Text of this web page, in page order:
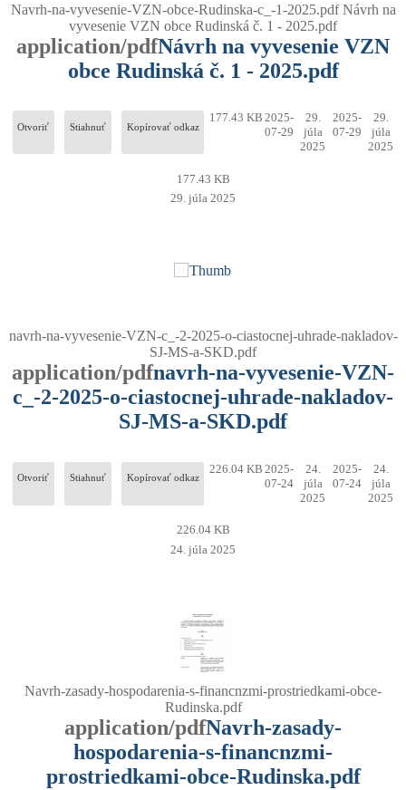
Navrh-na-vyvesenie-VZN-obce-Rudinska-c_-1-2025.pdf Návrh na
vyvesenie VZN obce Rudinská č. 1 - 2025.pdf
application/pdfNávrh na vyvesenie VZN
obce Rudinská č. 1 - 2025.pdf
Otvoriť Stiahnuť Kopírovať odkaz
177.43 KB 2025-
07-29
29.
júla
2025
2025-
07-29
29.
júla
2025
177.43 KB
29. júla 2025
navrh-na-vyvesenie-VZN-c_-2-2025-o-ciastocnej-uhrade-nakladov-
SJ-MS-a-SKD.pdf
application/pdfnavrh-na-vyvesenie-VZN-
c_-2-2025-o-ciastocnej-uhrade-nakladov-
SJ-MS-a-SKD.pdf
Otvoriť Stiahnuť Kopírovať odkaz
226.04 KB 2025-
07-24
24.
júla
2025
2025-
07-24
24.
júla
2025
226.04 KB
24. júla 2025
Navrh-zasady-hospodarenia-s-financnzmi-prostriedkami-obce-
Rudinska.pdf
application/pdfNavrh-zasady-
hospodarenia-s-financnzmi-
prostriedkami-obce-Rudinska.pdf